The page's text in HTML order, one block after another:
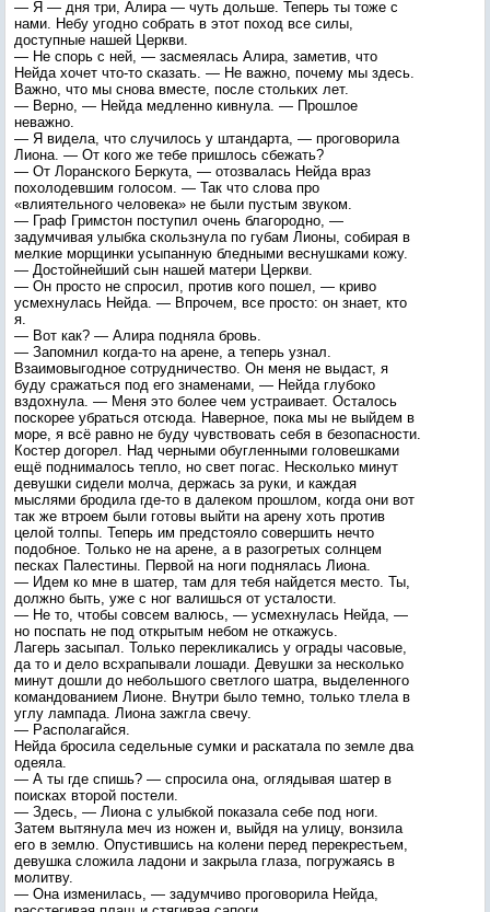
— Я — дня три, Алира — чуть дольше. Теперь ты тоже с
нами. Небу угодно собрать в этот поход все силы,
доступные нашей Церкви.
— Не спорь с ней, — засмеялась Алира, заметив, что
Нейда хочет что-то сказать. — Не важно, почему мы здесь.
Важно, что мы снова вместе, после стольких лет.
— Верно, — Нейда медленно кивнула. — Прошлое
неважно.
— Я видела, что случилось у штандарта, — проговорила
Лиона. — От кого же тебе пришлось сбежать?
— От Лоранского Беркута, — отозвалась Нейда враз
похолодевшим голосом. — Так что слова про
«влиятельного человека» не были пустым звуком.
— Граф Гримстон поступил очень благородно, —
задумчивая улыбка скользнула по губам Лионы, собирая в
мелкие морщинки усыпанную бледными веснушками кожу.
— Достойнейший сын нашей матери Церкви.
— Он просто не спросил, против кого пошел, — криво
усмехнулась Нейда. — Впрочем, все просто: он знает, кто
я.
— Вот как? — Алира подняла бровь.
— Запомнил когда-то на арене, а теперь узнал.
Взаимовыгодное сотрудничество. Он меня не выдаст, я
буду сражаться под его знаменами, — Нейда глубоко
вздохнула. — Меня это более чем устраивает. Осталось
поскорее убраться отсюда. Наверное, пока мы не выйдем в
море, я всё равно не буду чувствовать себя в безопасности.
Костер догорел. Над черными обугленными головешками
ещё поднималось тепло, но свет погас. Несколько минут
девушки сидели молча, держась за руки, и каждая
мыслями бродила где-то в далеком прошлом, когда они вот
так же втроем были готовы выйти на арену хоть против
целой толпы. Теперь им предстояло совершить нечто
подобное. Только не на арене, а в разогретых солнцем
песках Палестины. Первой на ноги поднялась Лиона.
— Идем ко мне в шатер, там для тебя найдется место. Ты,
должно быть, уже с ног валишься от усталости.
— Не то, чтобы совсем валюсь, — усмехнулась Нейда, —
но поспать не под открытым небом не откажусь.
Лагерь засыпал. Только перекликались у ограды часовые,
да то и дело всхрапывали лошади. Девушки за несколько
минут дошли до небольшого светлого шатра, выделенного
командованием Лионе. Внутри было темно, только тлела в
углу лампада. Лиона зажгла свечу.
— Располагайся.
Нейда бросила седельные сумки и раскатала по земле два
одеяла.
— А ты где спишь? — спросила она, оглядывая шатер в
поисках второй постели.
— Здесь, — Лиона с улыбкой показала себе под ноги.
Затем вытянула меч из ножен и, выйдя на улицу, вонзила
его в землю. Опустившись на колени перед перекрестьем,
девушка сложила ладони и закрыла глаза, погружаясь в
молитву.
— Она изменилась, — задумчиво проговорила Нейда,